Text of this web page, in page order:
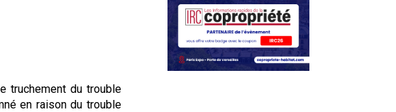
truchement du trouble
en raison du trouble